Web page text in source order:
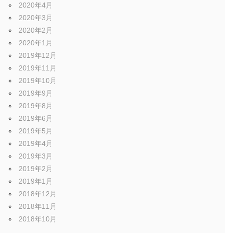
2020年4月
2020年3月
2020年2月
2020年1月
2019年12月
2019年11月
2019年10月
2019年9月
2019年8月
2019年6月
2019年5月
2019年4月
2019年3月
2019年2月
2019年1月
2018年12月
2018年11月
2018年10月